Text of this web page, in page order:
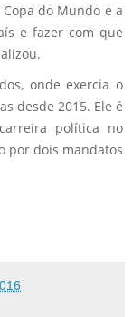
do Mundo e a
e fazer com que
onde exercia o
desde 2015. Ele é
política no
por dois mandatos